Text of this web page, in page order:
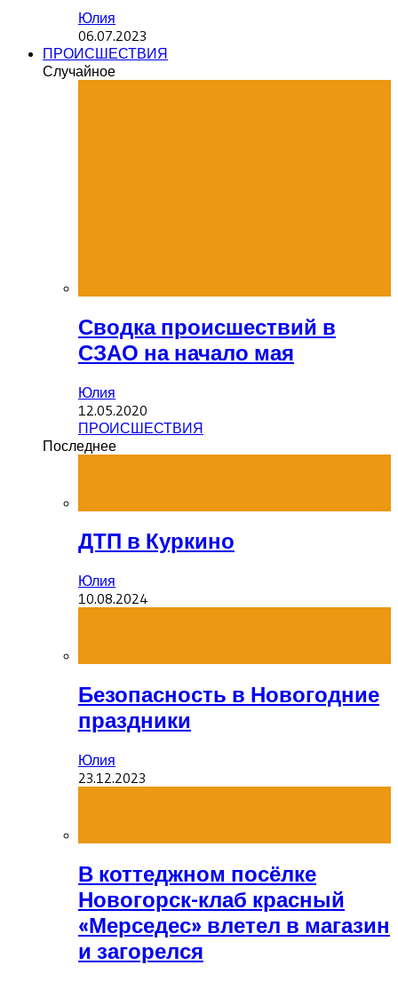
Юлия
06.07.2023
ПРОИСШЕСТВИЯ
Случайное
Сводка происшествий в
СЗАО на начало мая
Юлия
12.05.2020
ПРОИСШЕСТВИЯ
Последнее
ДТП в Куркино
Юлия
10.08.2024
Безопасность в Новогодние
праздники
Юлия
23.12.2023
В коттеджном посёлке
Новогорск-клаб красный
«Мерседес» влетел в магазин
и загорелся